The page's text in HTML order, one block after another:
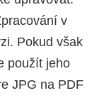
v
Pokud však
použít jeho
JPG na PDF